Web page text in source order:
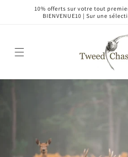
passer10% offerts sur votre tout
BIENVENUE10 | Sur une